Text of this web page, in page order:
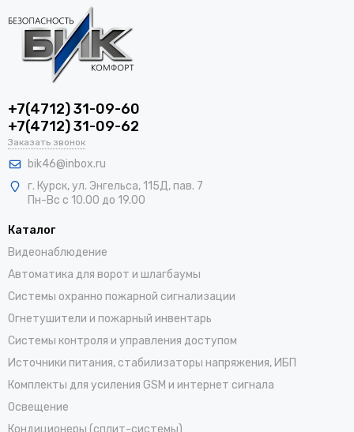
+7(4712) 31-09-60
+7(4712) 31-09-62
Заказать звонок
bik46@inbox.ru
г. Курск, ул. Энгельса, 115Д, пав. 7
Пн-Вс с 10.00 до 19.00
Каталог
Видеонаблюдение
Автоматика для ворот и шлагбаумы
Системы охранно пожарной сигнализации
Огнетушители и пожарный инвентарь
Системы контроля и управления доступом
Источники питания, стабилизаторы напряжения, ИБП
Комплекты для усиления GSM и интернет сигнала
Освещение
Кондиционеры (сплит-системы)